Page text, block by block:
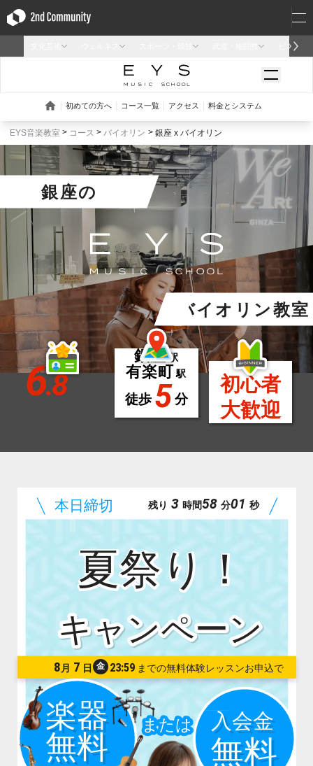
EYS音楽教室 コース バイオリン 銀座 x バイオリン
銀座の
バイオリン教室
6.8
銀座駅
有楽町 駅
徒歩 5分
初心者
大歓迎
夏祭り！
8 月 7 日 金23:59
残り 3 時間57 分59 秒